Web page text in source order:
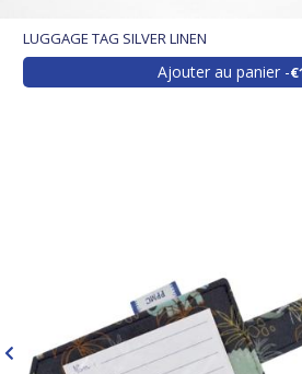
LUGGAGE TAG SILVER LINEN
Ajouter au panier